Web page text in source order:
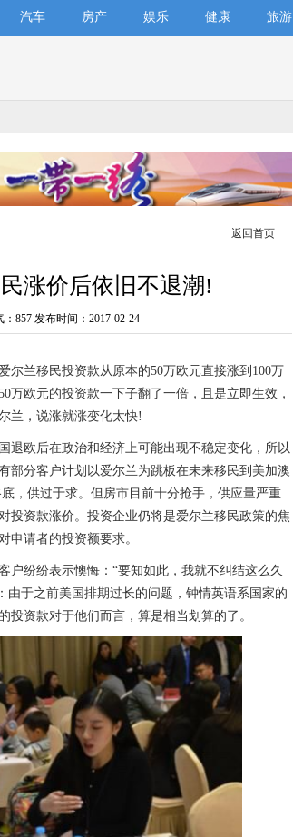
汽车 房产 娱乐 健康 旅游
返回首页
涨价后依旧不退潮!
857 发布时间：2017-02-24
移民投资款从原本的50万欧元直接涨到100万
万欧元的投资款一下子翻了一倍，且是立即生效，
兰，说涨就涨变化太快!
欧后在政治和经济上可能出现不稳定变化，所以
部分客户计划以爱尔兰为跳板在未来移民到美加澳
，供过于求。但房市目前十分抢手，供应量严重
投资款涨价。投资企业仍将是爱尔兰移民政策的焦
申请者的投资额要求。
纷纷表示懊悔：“要知如此，我就不纠结这么久
由于之前美国排期过长的问题，钟情英语系国家的
资款对于他们而言，算是相当划算的了。